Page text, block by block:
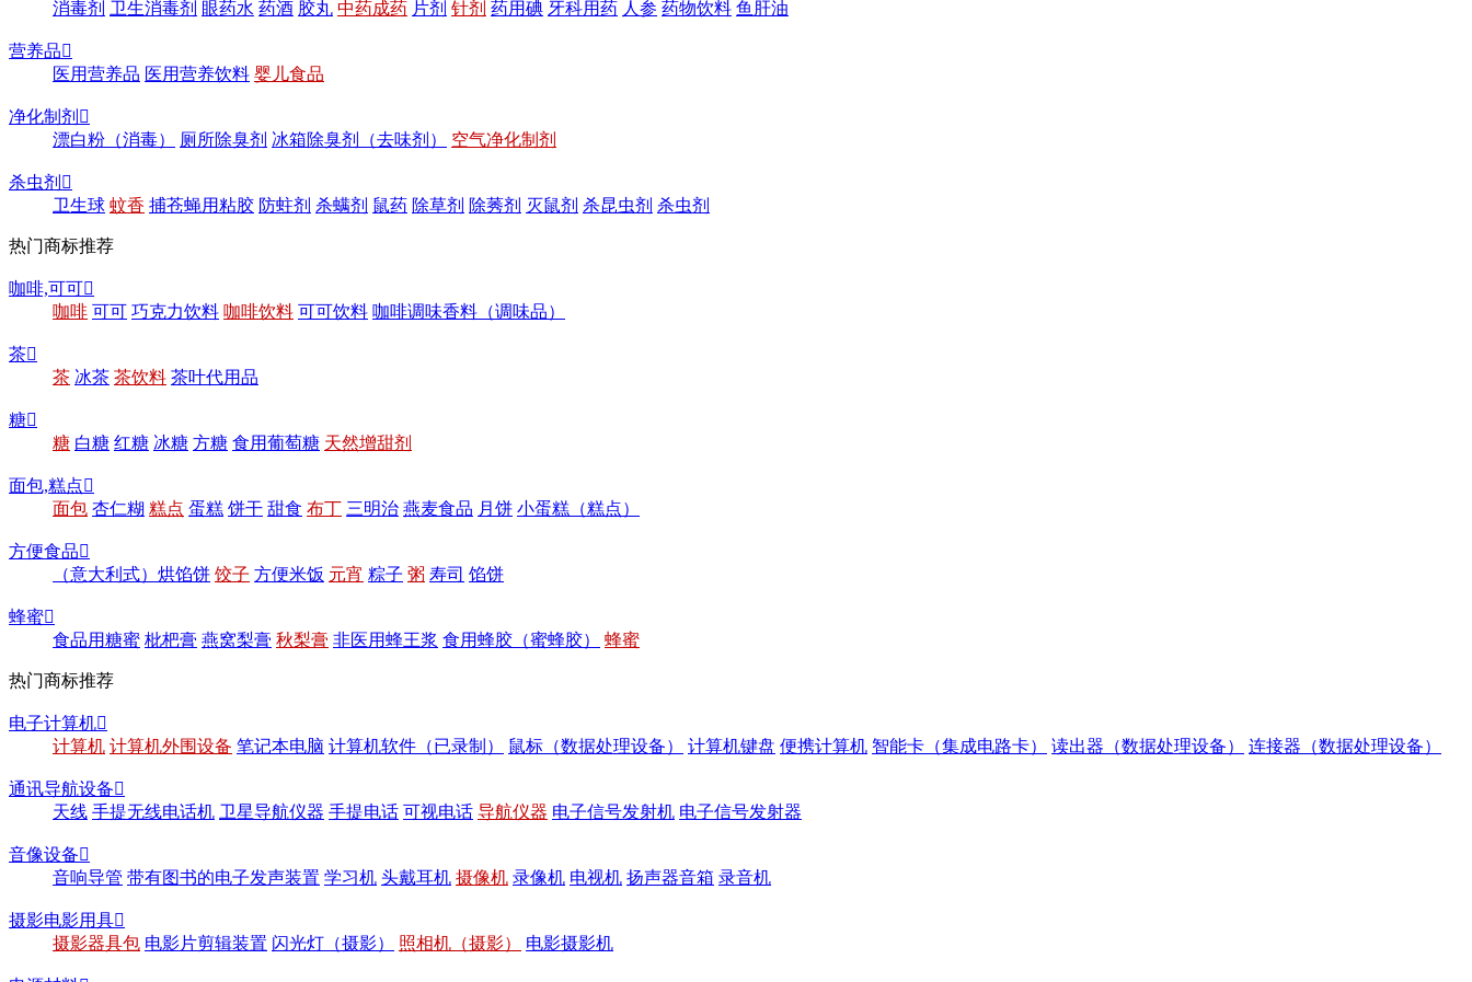
消毒剂 卫生消毒剂 眼药水 药酒 胶丸 中药成药 片剂 针剂 药用碘 牙科用药 人参 药物饮料 鱼肝油
营养品
医用营养品 医用营养饮料 婴儿食品
净化制剂 
漂白粉（消毒）
厕所除臭剂 冰箱除臭剂（去味剂） 空气净化制剂
杀虫剂 
卫生球 蚊香 捕苍蝇用粘胶 防蛀剂 杀螨剂 鼠药 除草剂 除莠剂 灭鼠剂 杀昆虫剂 杀虫剂
热门商标推荐
咖啡,可可
咖啡 可可 巧克力饮料 咖啡饮料 可可饮料 咖啡调味香料（调味品）
茶
茶 冰茶 茶饮料 茶叶代用品
糖
糖 白糖 红糖 冰糖 方糖 食用葡萄糖 天然增甜剂
面包,糕点
面包 杏仁糊 糕点 蛋糕 饼干 甜食 布丁 三明治 燕麦食品 月饼 小蛋糕（糕点）
方便食品
（意大利式）烘馅饼 饺子 方便米饭 元宵 粽子 粥 寿司 馅饼
蜂蜜
食品用糖蜜 枇杷膏 燕窝梨膏 秋梨膏 非医用蜂王浆 食用蜂胶（蜜蜂胶） 蜂蜜
热门商标推荐
电子计算机
计算机 计算机外围设备 笔记本电脑 计算机软件（已录制） 鼠标（数据处理设备） 计算机键盘 便携计算机 智能卡（集成电路卡） 读出器（数据处理设备） 连接器（数据处理设备）
通讯导航设备
天线 手提无线电话机 卫星导航仪器 手提电话 可视电话 导航仪器 电子信号发射机 电子信号发射器
音像设备
音响导管 带有图书的电子发声装置 学习机 头戴耳机 摄像机 录像机 电视机 扬声器音箱 录音机
摄影电影用具
摄影器具包 电影片剪辑装置 闪光灯（摄影） 照相机（摄影） 电影摄影机